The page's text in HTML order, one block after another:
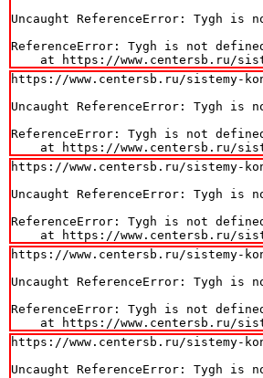
Uncaught ReferenceError: Tygh is
ReferenceError: Tygh is not
at https://www.centersb.ru/
https://www.centersb.ru/sistemy-
Uncaught ReferenceError: Tygh is
ReferenceError: Tygh is not
at https://www.centersb.ru/
https://www.centersb.ru/sistemy-
Uncaught ReferenceError: Tygh is
ReferenceError: Tygh is not
at https://www.centersb.ru/
https://www.centersb.ru/sistemy-
Uncaught ReferenceError: Tygh is
ReferenceError: Tygh is not
at https://www.centersb.ru/
https://www.centersb.ru/sistemy-
Uncaught ReferenceError: Tygh is